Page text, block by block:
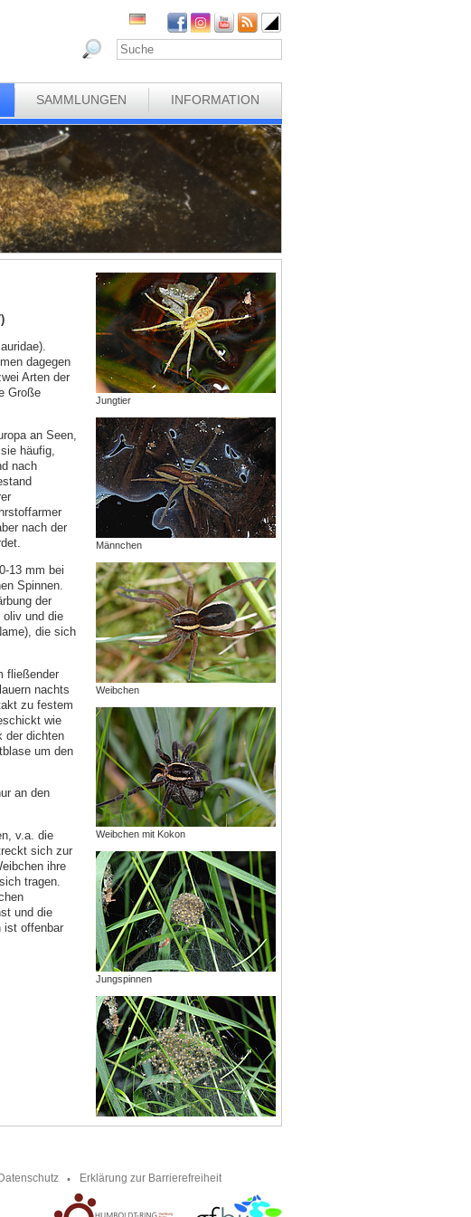
SAMMLUNGEN INFORMATION
dagegen
Arten der
Große
an Seen,
häufig,
nach
nach der
13 mm bei
Spinnen.
der
und die
die sich
fließender
nachts
zu festem
wie
der dichten
um den
an den
v.a. die
sich zur
ihre
tragen.
und die
ist offenbar
Jungtier
Männchen
Weibchen
Weibchen mit Kokon
Jungspinnen
Datenschutz Erklärung zur Barrierefreiheit